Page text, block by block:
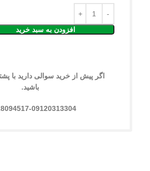
افزودن به سبد خرید
اگر پیش از خرید سوالی دارید با
باشید.
09120313304